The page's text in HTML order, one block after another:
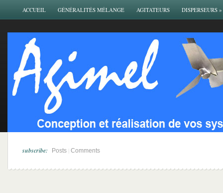
ACCUEIL GÉNÉRALITÉS MÉLANGE AGITATEURS DISPERSEURS »
subscribe: Posts Comments